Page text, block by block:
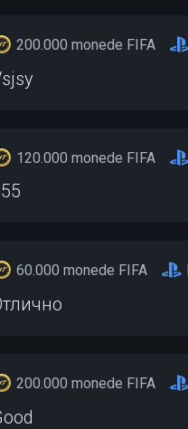
200.000 monede FIFA
120.000 monede FIFA
60.000 monede FIFA
200.000 monede FIFA